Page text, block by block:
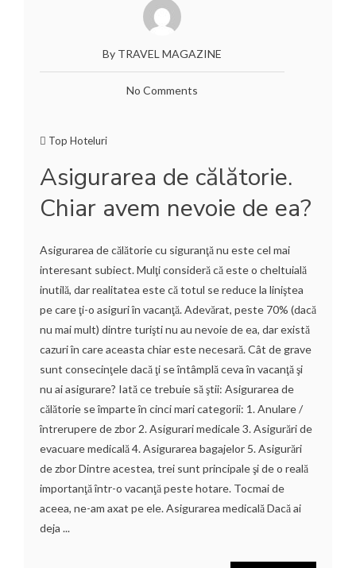
By TRAVEL MAGAZINE
No Comments
Top Hoteluri
Asigurarea de călătorie.
Chiar avem nevoie de ea?
Asigurarea de călătorie cu siguranţă nu este cel mai
interesant subiect. Mulţi consideră că este o cheltuială
inutilă, dar realitatea este că totul se reduce la liniştea
pe care ţi-o asiguri în vacanţă. Adevărat, peste 70% (dacă
nu mai mult) dintre turişti nu au nevoie de ea, dar există
cazuri în care aceasta chiar este necesară. Cât de grave
sunt consecinţele dacă ţi se întâmplă ceva în vacanţă şi
nu ai asigurare? Iată ce trebuie să ştii: Asigurarea de
călătorie se împarte în cinci mari categorii: 1. Anulare /
întrerupere de zbor 2. Asigurari medicale 3. Asigurări de
evacuare medicală 4. Asigurarea bagajelor 5. Asigurări
de zbor Dintre acestea, trei sunt principale şi de o reală
importanţă într-o vacanţă peste hotare. Tocmai de
aceea, ne-am axat pe ele. Asigurarea medicală Dacă ai
deja ...